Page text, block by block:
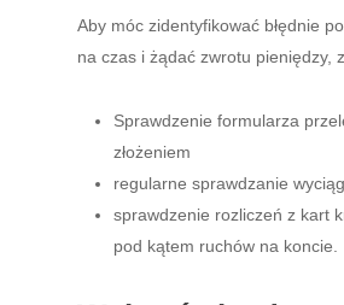
Aby móc zidentyfikować błędnie
na czas i żądać zwrotu pieniędzy,
Sprawdzenie formularza
złożeniem
regularne sprawdzanie
sprawdzenie rozliczeń z kart
pod kątem ruchów na koncie.